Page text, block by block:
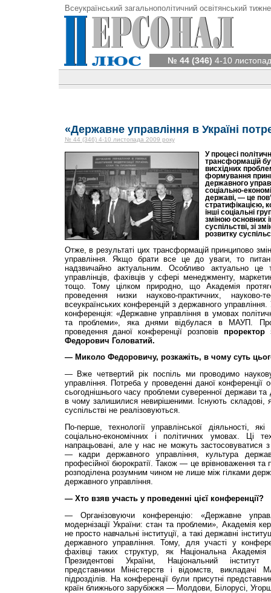
Всеукраїнський загальнополітичний освітянський
№ 44 (346) 4-10
«Державне управління в Україні
№ 44 (346) 4-10 листопада 2009 року
У процесі
трансформацій
висхідних
формування
державного
соціально-
державі, — це
стратифікацією,
інші соціальні
зміною основних
суспільстві, зі
розвитку
Отже, в результаті цих трансформацій принципово
управління. Якщо брати все це до уваги, то
надзвичайно актуальним. Особливо актуально
управлінців, фахівців у сфері менеджменту,
тощо. Тому цілком природно, що Академія
проведення низки науково-практичних, науково-
всеукраїнських конференцій з державного
конференція: «Державне управління в умовах
та проблеми», яка днями відбулася в МАУП. Про
проведення даної конференції розповів проректор
Федорович Головатий.
— Миколо Федоровичу, розкажіть, в чому суть
— Вже четвертий рік поспіль ми проводимо
управління. Потреба у проведенні даної
сьогоднішнього часу проблеми суверенної держави та
в чому залишилися невирішеними. Існують складові,
суспільстві не реалізовуються.
По-перше, технології управлінської діяльності,
соціально-економічних і політичних умовах. Ці
напрацьовані, але у нас не можуть застосовуватися
— кадри державного управління, культура
професійної бюрократії. Також — це врівноваження
розподілена розумним чином не лише між гілками
державного управління.
— Хто взяв участь у проведенні цієї конференції?
— Організовуючи конференцію: «Державне
модернізації України: стан та проблеми», Академія
не просто навчальні інституції, а такі державні
державного управління. Тому, для участі у
фахівці таких структур, як Національна
Президентові України, Національний інститут
представники Міністерств і відомств, викладачі
підрозділів. На конференції були присутні
країн ближнього зарубіжжя — Молдови, Білорусі,